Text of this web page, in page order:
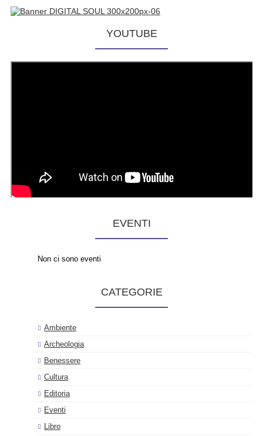
YOUTUBE
EVENTI
Non ci sono eventi
CATEGORIE
Ambiente
Archeologia
Benessere
Cultura
Editoria
Eventi
Libro